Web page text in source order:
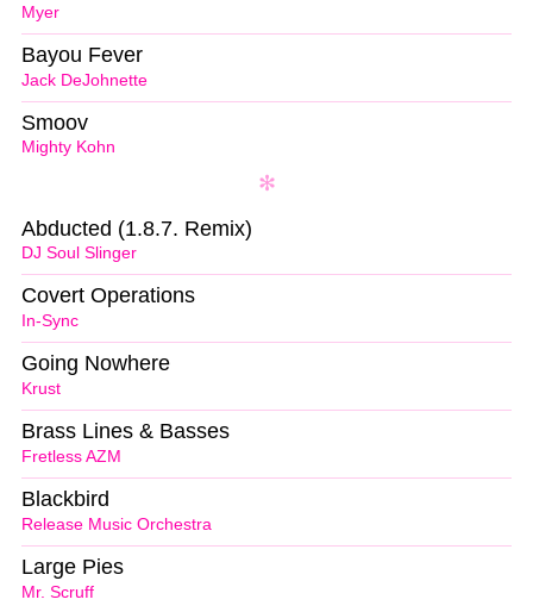
Myer
Jack DeJohnette
Bayou Fever
Mighty Kohn
Smoov
DJ Soul Slinger
Abducted (1.8.7. Remix)
In-Sync
Covert Operations
Krust
Going Nowhere
Fretless AZM
Brass Lines & Basses
Release Music Orchestra
Blackbird
Mr. Scruff
Large Pies